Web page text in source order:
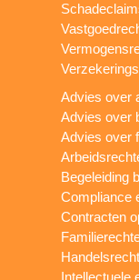
Advies over
Advies over
Advies over
Begeleiding
Compliance
Contracten